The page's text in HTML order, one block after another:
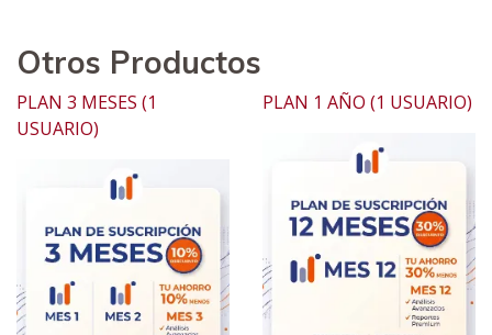
Otros Productos
PLAN 3 MESES (1
USUARIO)
PLAN 1 AÑO (1 USUARIO)